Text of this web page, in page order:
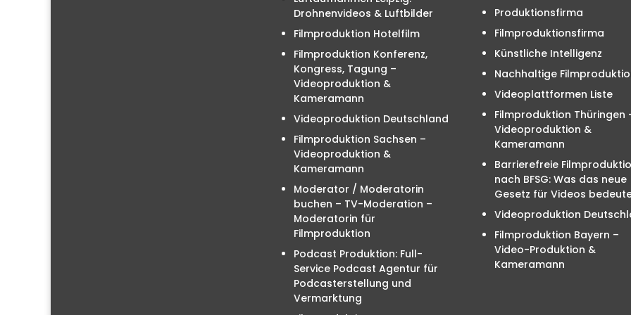
Drohnenvideos & Luftbilder
Filmproduktion Hotelfilm
Filmproduktion Konferenz,
Kongress, Tagung –
Videoproduktion &
Kameramann
Videoproduktion Deutschland
Filmproduktion Sachsen –
Videoproduktion &
Kameramann
Moderator / Moderatorin
buchen – TV-Moderation –
Moderatorin für
Filmproduktion
Podcast Produktion: Full-
Service Podcast Agentur für
Podcasterstellung und
Vermarktung
Produktionsfirma
Filmproduktionsfirma
Künstliche Intelligenz
Nachhaltige
Videoplattformen Liste
Filmproduktion Thüringen
Videoproduktion &
Kameramann
Barrierefreie
nach BFSG: Was das neue
Gesetz für Videos
Videoproduktion
Filmproduktion Bayern –
Video-Produktion &
Kameramann